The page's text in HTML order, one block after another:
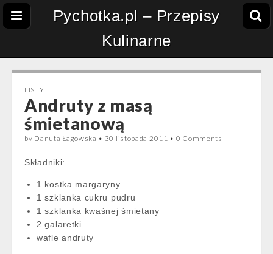
Pychotka.pl – Przepisy
Kulinarne
LISTY
Andruty z masą
śmietanową
by Danuta Łagowska • 30 listopada 2011 • 0 Comments
Składniki:
1 kostka margaryny
1 szklanka cukru pudru
1 szklanka kwaśnej śmietany
2 galaretki
wafle andruty